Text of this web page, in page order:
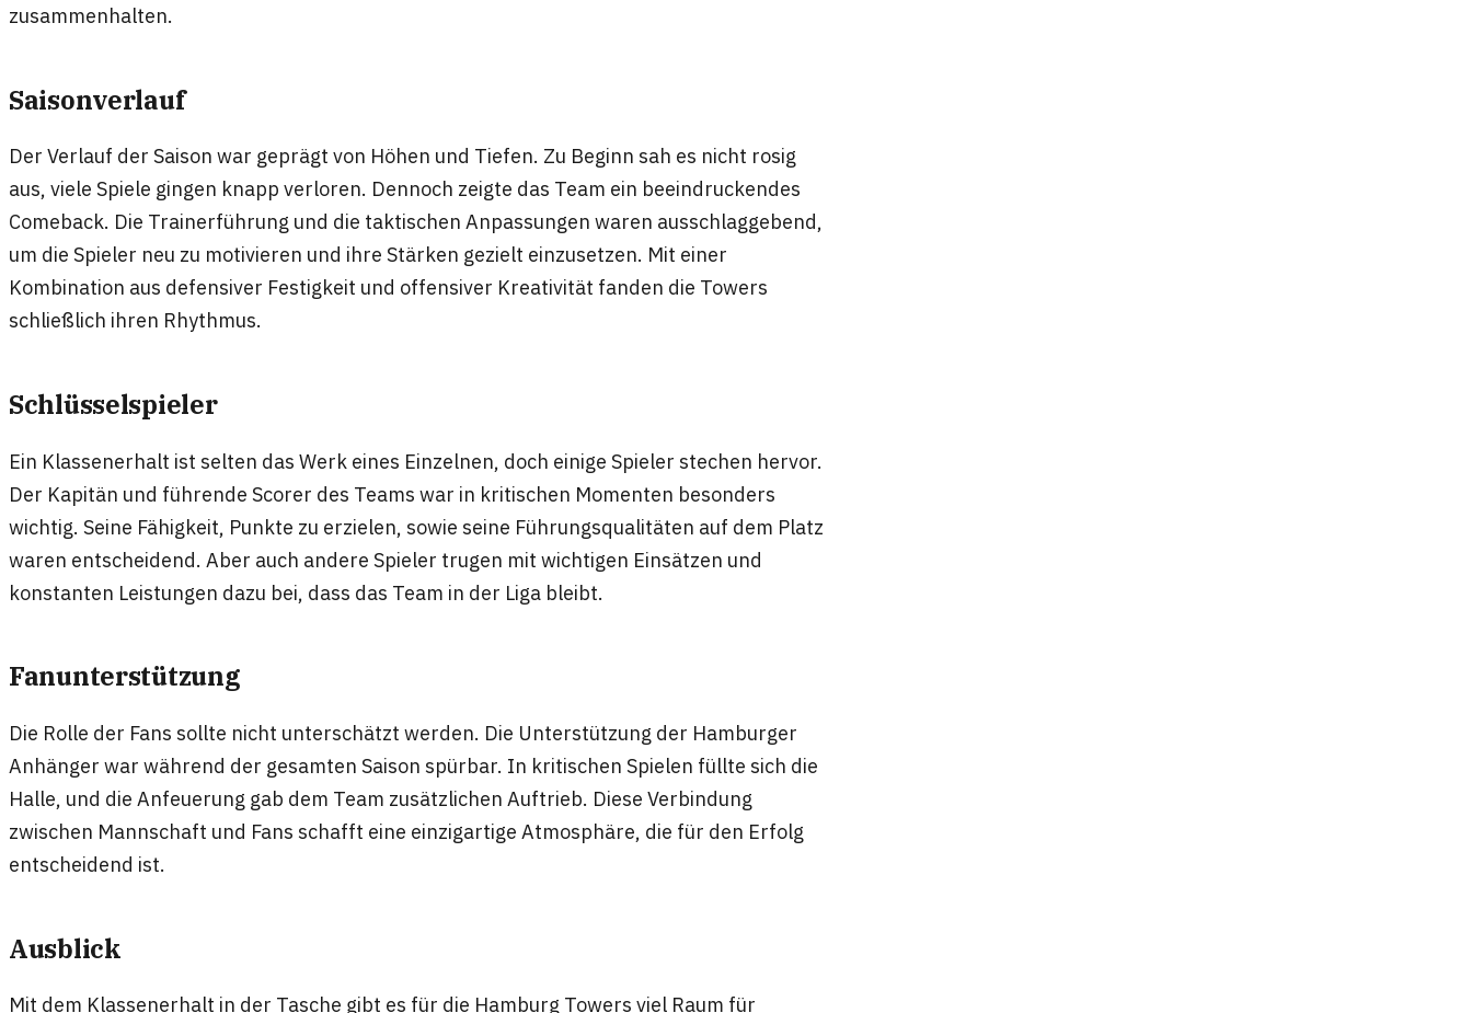
zusammenhalten.
Saisonverlauf
Der Verlauf der Saison war geprägt von Höhen und Tiefen. Zu Beginn sah es nicht rosig
aus, viele Spiele gingen knapp verloren. Dennoch zeigte das Team ein beeindruckendes
Comeback. Die Trainerführung und die taktischen Anpassungen waren ausschlaggebend,
um die Spieler neu zu motivieren und ihre Stärken gezielt einzusetzen. Mit einer
Kombination aus defensiver Festigkeit und offensiver Kreativität fanden die Towers
schließlich ihren Rhythmus.
Schlüsselspieler
Ein Klassenerhalt ist selten das Werk eines Einzelnen, doch einige Spieler stechen hervor.
Der Kapitän und führende Scorer des Teams war in kritischen Momenten besonders
wichtig. Seine Fähigkeit, Punkte zu erzielen, sowie seine Führungsqualitäten auf dem Platz
waren entscheidend. Aber auch andere Spieler trugen mit wichtigen Einsätzen und
konstanten Leistungen dazu bei, dass das Team in der Liga bleibt.
Fanunterstützung
Die Rolle der Fans sollte nicht unterschätzt werden. Die Unterstützung der Hamburger
Anhänger war während der gesamten Saison spürbar. In kritischen Spielen füllte sich die
Halle, und die Anfeuerung gab dem Team zusätzlichen Auftrieb. Diese Verbindung
zwischen Mannschaft und Fans schafft eine einzigartige Atmosphäre, die für den Erfolg
entscheidend ist.
Ausblick
Mit dem Klassenerhalt in der Tasche gibt es für die Hamburg Towers viel Raum für